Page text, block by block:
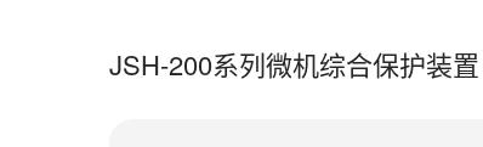
JSH-200系列微机综合保护装置